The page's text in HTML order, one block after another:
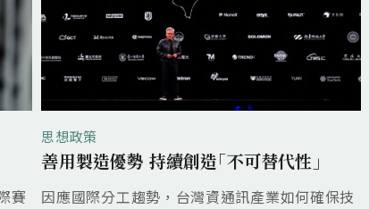
賽
思想政策
善用製造優勢 持續創造｢不可替代性｣
因應國際分工趨勢，台灣資通訊產業如何確保技